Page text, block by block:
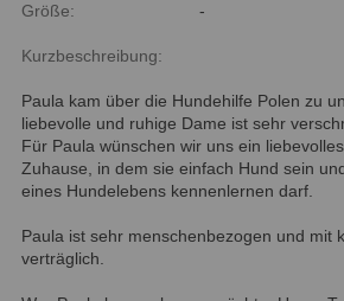
Größe: -
Kurzbeschreibung:
Paula kam über die Hundehilfe Polen zu
liebevolle und ruhige Dame ist sehr
Für Paula wünschen wir uns ein
Zuhause, in dem sie einfach Hund sein
eines Hundelebens kennenlernen darf.
Paula ist sehr menschenbezogen und mit
verträglich.